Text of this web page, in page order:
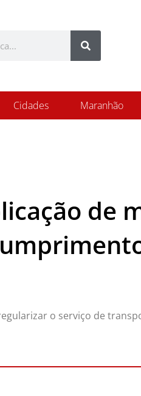
Search
Cidades Maranhão
de
o serviço de